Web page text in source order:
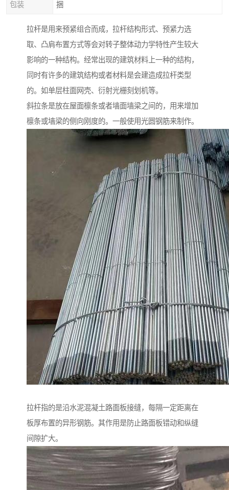
包装 捆
拉杆是用来预紧组合而成，拉杆结构形式、预紧力选
取、凸肩布置方式等会对转子整体动力学特性产生较大
影响的一种结构。经常出现的建筑材料上一种的结构，
同时有许多的建筑结构或者材料是会建造成拉杆类型
的。如单层柱面网壳、衍射光栅刻划机等。
斜拉条是放在屋面檩条或者墙面墙梁之间的，用来增加
檩条或墙梁的侧向刚度的。一般使用光圆钢筋来制作。
拉杆指的是沿水泥混凝土路面板接缝，每隔一定距离在
板厚布置的异形钢筋。其作用是防止路面板错动和纵缝
间隙扩大。